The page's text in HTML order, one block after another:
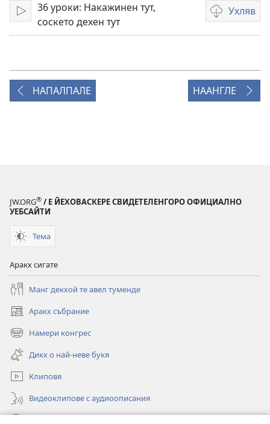
Мук
36 уроки: Накажинен тут,
соскето дехен тут
Ухляв
Опциес
за
видеозапися
НАПАЛПАЛЕ НААНГЛЕ
JW.ORG® / Е ЙЕХОВАСКЕРЕ СВИДЕТЕЛЕНГОРО ОФИЦИАЛНО
УЕБСАЙТИ
Тема
Аракх сигате
Манг декхой те авел туменде
Аракх събрание
(отваря
нов
прозорец)
Намери конгрес
(отваря
нов
прозорец)
Дикх о най-неве букя
Клиповя
Видеоклипове с аудиоописания